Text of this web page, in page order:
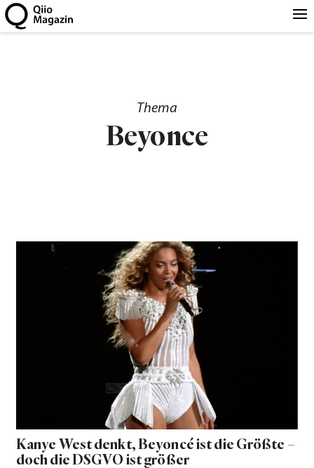
Thema
Beyonce
Kanye West denkt, Beyoncé ist die Größte –
doch die DSGVO ist größer